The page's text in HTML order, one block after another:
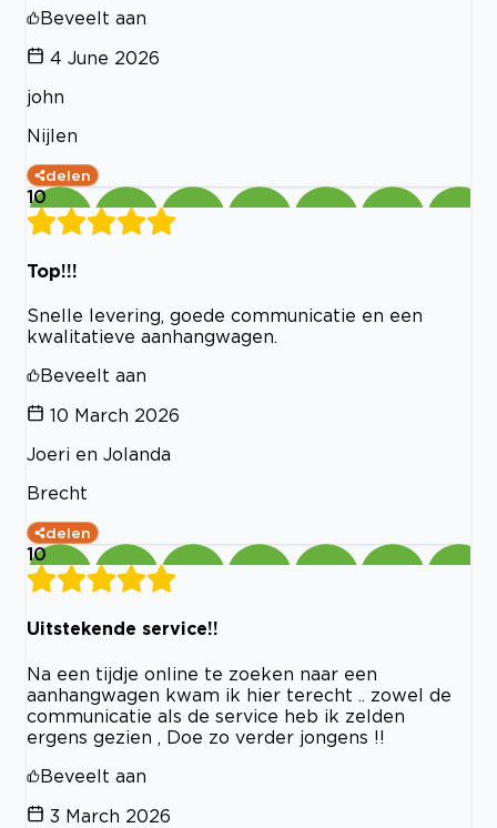
Beveelt aan
4 June 2026
john
Nijlen
delen
10
Top!!!
Snelle levering, goede communicatie en een
kwalitatieve aanhangwagen.
Beveelt aan
10 March 2026
Joeri en Jolanda
Brecht
delen
10
Uitstekende service!!
Na een tijdje online te zoeken naar een
aanhangwagen kwam ik hier terecht .. zowel de
communicatie als de service heb ik zelden
ergens gezien , Doe zo verder jongens !!
Beveelt aan
3 March 2026